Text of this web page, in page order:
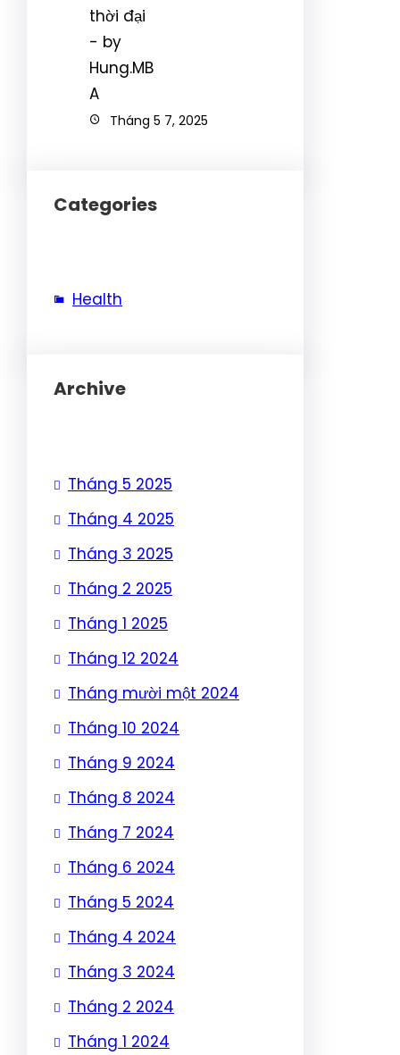
Tháng 5 7, 2025
Categories
Health
Archive
Tháng 5 2025
Tháng 4 2025
Tháng 3 2025
Tháng 2 2025
Tháng 1 2025
Tháng 12 2024
Tháng mười một 2024
Tháng 10 2024
Tháng 9 2024
Tháng 8 2024
Tháng 7 2024
Tháng 6 2024
Tháng 5 2024
Tháng 4 2024
Tháng 3 2024
Tháng 2 2024
Tháng 1 2024